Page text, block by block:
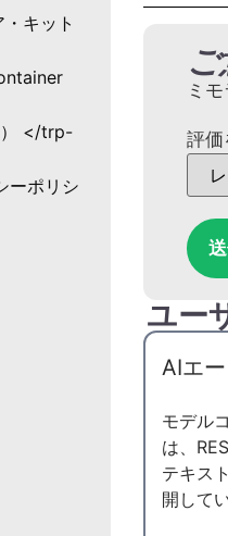
キット
） </trp-
ーポリシ
ミ
評価
ユー
AIエ
モデル
は、
テキス
開して